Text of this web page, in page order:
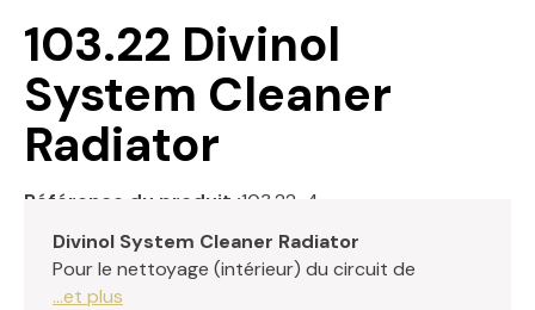
103.22 Divinol
System Cleaner
Radiator
Référence du produit :103.22-4
Divinol System Cleaner Radiator
Pour le nettoyage (intérieur) du circuit de
...et plus